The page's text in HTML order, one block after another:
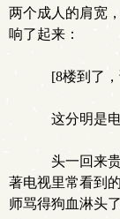
两个成人的肩宽
响了起来：
[8楼到了，
这分明是
头一回来
著电视里常看到
师骂得狗血淋头